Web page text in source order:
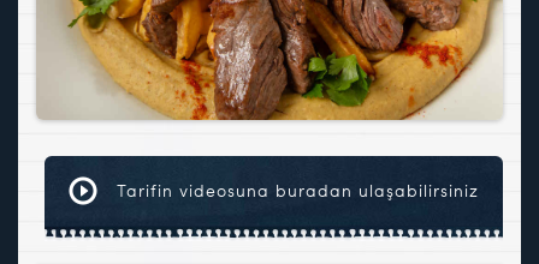
Tarifin videosuna buradan ulaşabilirsiniz